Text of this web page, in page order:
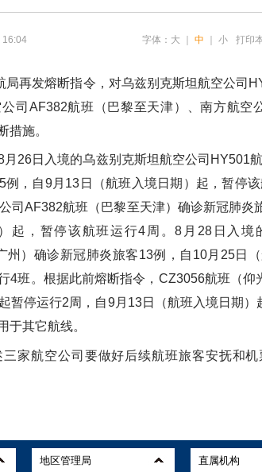
16:04 打印
字体： 大 中 小
局再发熔断指令，对乌兹别克斯坦航空公司
司 AF382航班（巴黎至天津）、南方航空
措施。
月 26日入境的乌兹别克斯坦航空公司 HY501
5例，自9月 13 日（航班入境日期）起，暂停
司AF382航班（巴黎至天津）确诊新冠肺炎
起，暂停该航班运行4 周。8 月 28日入境
州）确诊新冠肺炎旅客13例，自 10月 25日（
4班。根据此前熔断指令， CZ3056航班（仰
暂停运行2周，自9月 13日（航班入境日期）
于其它航线。
三家航空公司要做好后续航班旅客安抚和机